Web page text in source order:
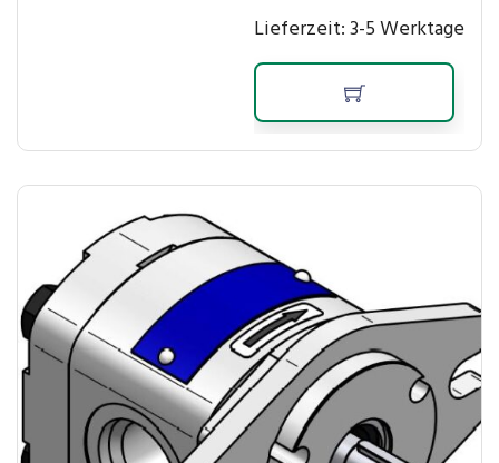
Lieferzeit:3-5 Werktage